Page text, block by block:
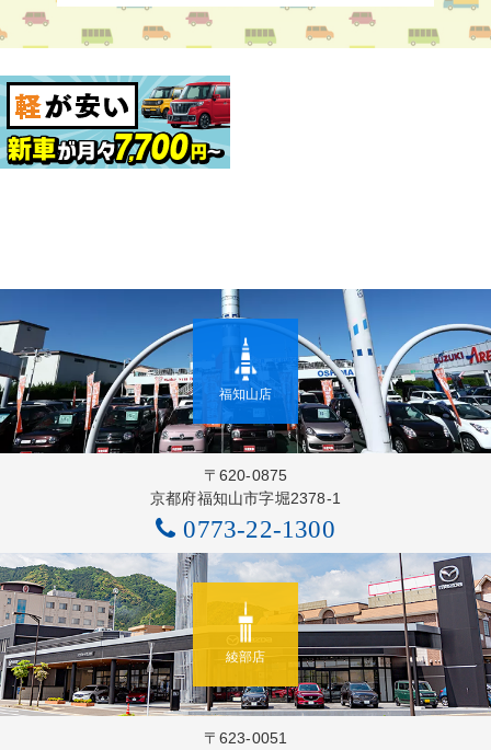
福知山店
〒620-0875
京都府福知山市字堀2378-1
0773-22-1300
綾部店
〒623-0051